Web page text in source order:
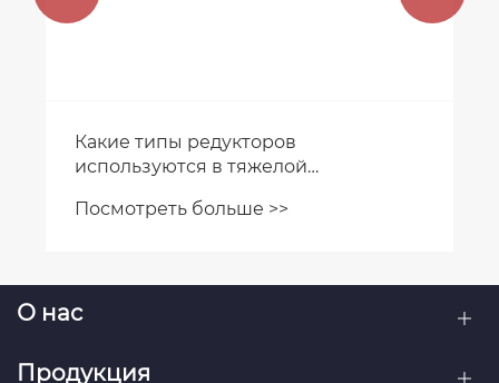
Как редуктор влияет на
эффективность производственного
Посмотреть больше >>
О нас
Продукция